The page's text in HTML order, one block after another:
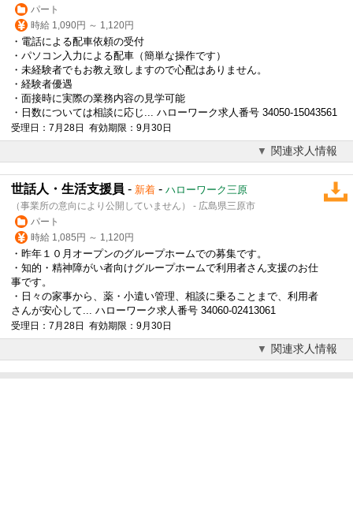
パート
時給 1,090円 ～ 1,120円
・電話による配車依頼の受付
・パソコン入力による配車（簡単な操作です）
・未経験者でもお教え致しますので心配はありません。
・経験者優遇
・面接時に実際の業務内容の見学可能
・日数については相談に応じ... ハローワーク求人番号 34050-15043561
受理日：7月28日 有効期限：9月30日
関連求人情報
世話人・生活支援員 - 新着 - ハローワーク三原
（事業所の意向により公開していません） - 広島県三原市
パート
時給 1,085円 ～ 1,120円
・昨年１０月オープンのグループホームでの募集です。
・知的・精神障がい者向けグループホームで利用者さん支援のお仕
事です。
・日々の家事から、薬・小遣い管理、相談に乗ることまで、利用者
さんが安心して... ハローワーク求人番号 34060-02413061
受理日：7月28日 有効期限：9月30日
関連求人情報